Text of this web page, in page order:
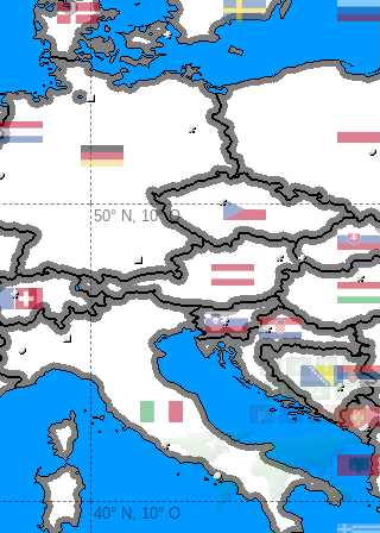
50° N, 10° O
40° N, 10° O